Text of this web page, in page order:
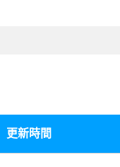
更新時間